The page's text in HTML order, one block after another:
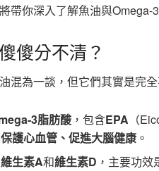
帶你深入了解魚油與
傻分不清？
混為一談，但它們其實是完全
3脂肪酸 ，包含EPA （
護心血管、促進大腦健康 。
維生素A和維生素D ，主要功效